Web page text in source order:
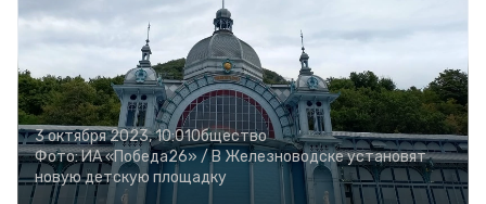
3 октября 2023, 10:01Общество
Фото:ИА «Победа26» /В Железноводске установят
новую детскую площадку